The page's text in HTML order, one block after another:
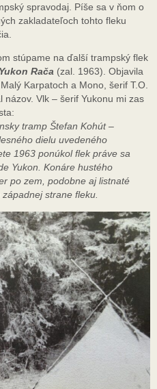
spravodaj. Píše sa v ňom o
zakladateľoch tohto fleku
stúpame na ďalší trampský flek
Rača (zal. 1963). Objavila
Karpatoch a Mono, šerif T.O.
Vlk – šerif Yukonu mi zas
tramp Štefan Kohút –
dielu uvedeného
1963 ponúkol flek práve sa
Yukon. Konáre hustého
po zem, podobne aj listnaté
strane fleku.